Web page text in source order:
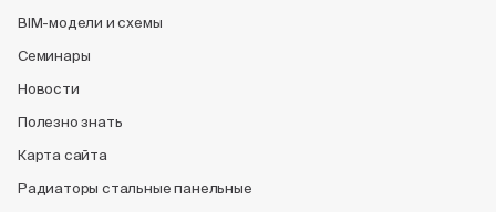
BIM-модели и схемы
Семинары
Новости
Полезно знать
Карта сайта
Радиаторы стальные панельные